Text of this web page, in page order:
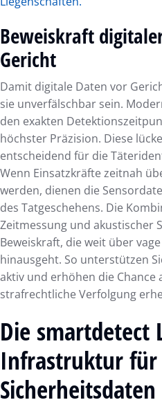
Beweiskraft
Gericht
Damit digitale Daten vor
sie unverfälschbar sein.
den exakten
höchster Präzision. Diese
entscheidend für die
Wenn Einsatzkräfte zeitnah
werden, dienen die
des Tatgeschehens. Die
Zeitmessung und akustischer
Beweiskraft, die weit über
hinausgeht. So unterstützen
aktiv und erhöhen die Chance
strafrechtliche Verfolgung
Die smartdetect
Infrastruktur
Sicherheitsdaten